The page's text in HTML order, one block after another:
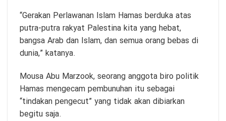
“Gerakan Perlawanan Islam Hamas berduka atas
putra-putra rakyat Palestina kita yang hebat,
bangsa Arab dan Islam, dan semua orang bebas di
dunia,” katanya.
Mousa Abu Marzook, seorang anggota biro politik
Hamas mengecam pembunuhan itu sebagai
“tindakan pengecut” yang tidak akan dibiarkan
begitu saja.